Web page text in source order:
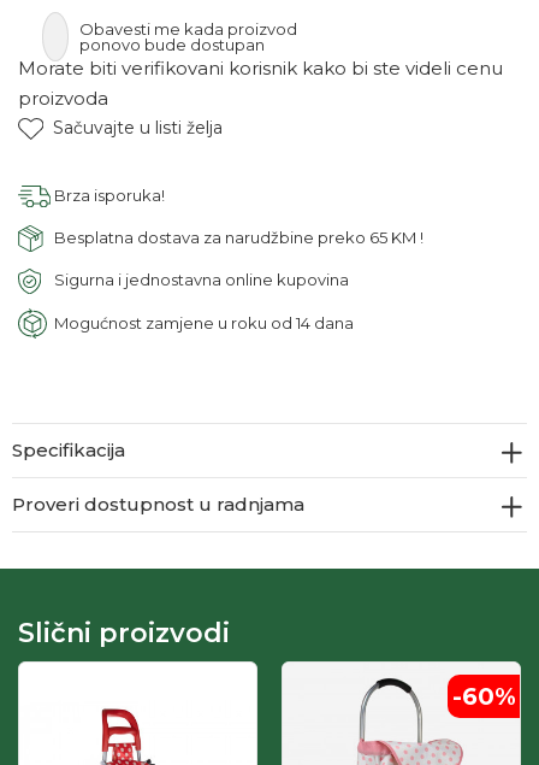
Obavesti me kada proizvod
ponovo bude dostupan
Morate biti verifikovani korisnik kako bi ste videli cenu
proizvoda
Sačuvajte u listi želja
Brza isporuka!
Besplatna dostava za narudžbine preko 65 KM !
Sigurna i jednostavna online kupovina
Mogućnost zamjene u roku od 14 dana
Specifikacija
Proveri dostupnost u radnjama
Slični proizvodi
-60%